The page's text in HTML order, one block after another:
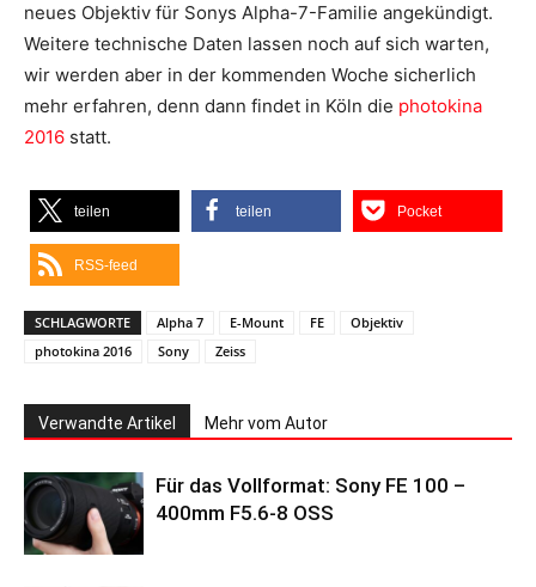
neues Objektiv für Sonys Alpha-7-Familie angekündigt.
Weitere technische Daten lassen noch auf sich warten,
wir werden aber in der kommenden Woche sicherlich
mehr erfahren, denn dann findet in Köln die photokina
2016 statt.
teilen teilen Pocket
RSS-feed
SCHLAGWORTE Alpha 7 E-Mount FE
Objektiv
photokina 2016
Sony Zeiss
Verwandte Artikel Mehr vom Autor
Für das Vollformat: Sony FE 100 –
400mm F5.6-8 OSS